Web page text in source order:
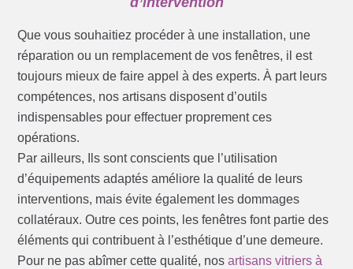
Que vous souhaitiez procéder à une installation, une
réparation ou un remplacement de vos fenêtres, il est
toujours mieux de faire appel à des experts. À part leurs
compétences, nos artisans disposent d’outils
indispensables pour effectuer proprement ces
opérations.
Par ailleurs, Ils sont conscients que l’utilisation
d’équipements adaptés améliore la qualité de leurs
interventions, mais évite également les dommages
collatéraux. Outre ces points, les fenêtres font partie des
éléments qui contribuent à l’esthétique d’une demeure.
Pour ne pas abîmer cette qualité, nosartisans vitriers à